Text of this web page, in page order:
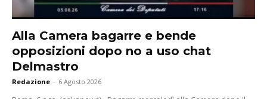
Alla Camera bagarre e bende
opposizioni dopo no a uso chat
Delmastro
Redazione - 6 Agosto 2026